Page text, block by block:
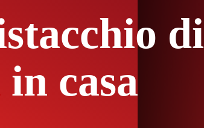
di
casa